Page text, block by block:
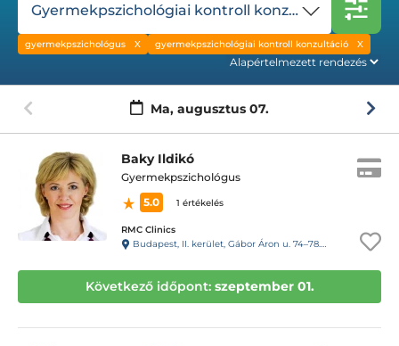
Gyermekpszichológiai kontroll konzultáció
gyermekpszichológus gyermekpszichológiai kontroll konzultáció
Ma, augusztus 07.
Baky Ildikó
Gyermekpszichológus
5.0
1 értékelés
RMC Clinics
Budapest, II. kerület, Gábor Áron u. 74–78. III. emelet
Következő időpont: szeptember 01.